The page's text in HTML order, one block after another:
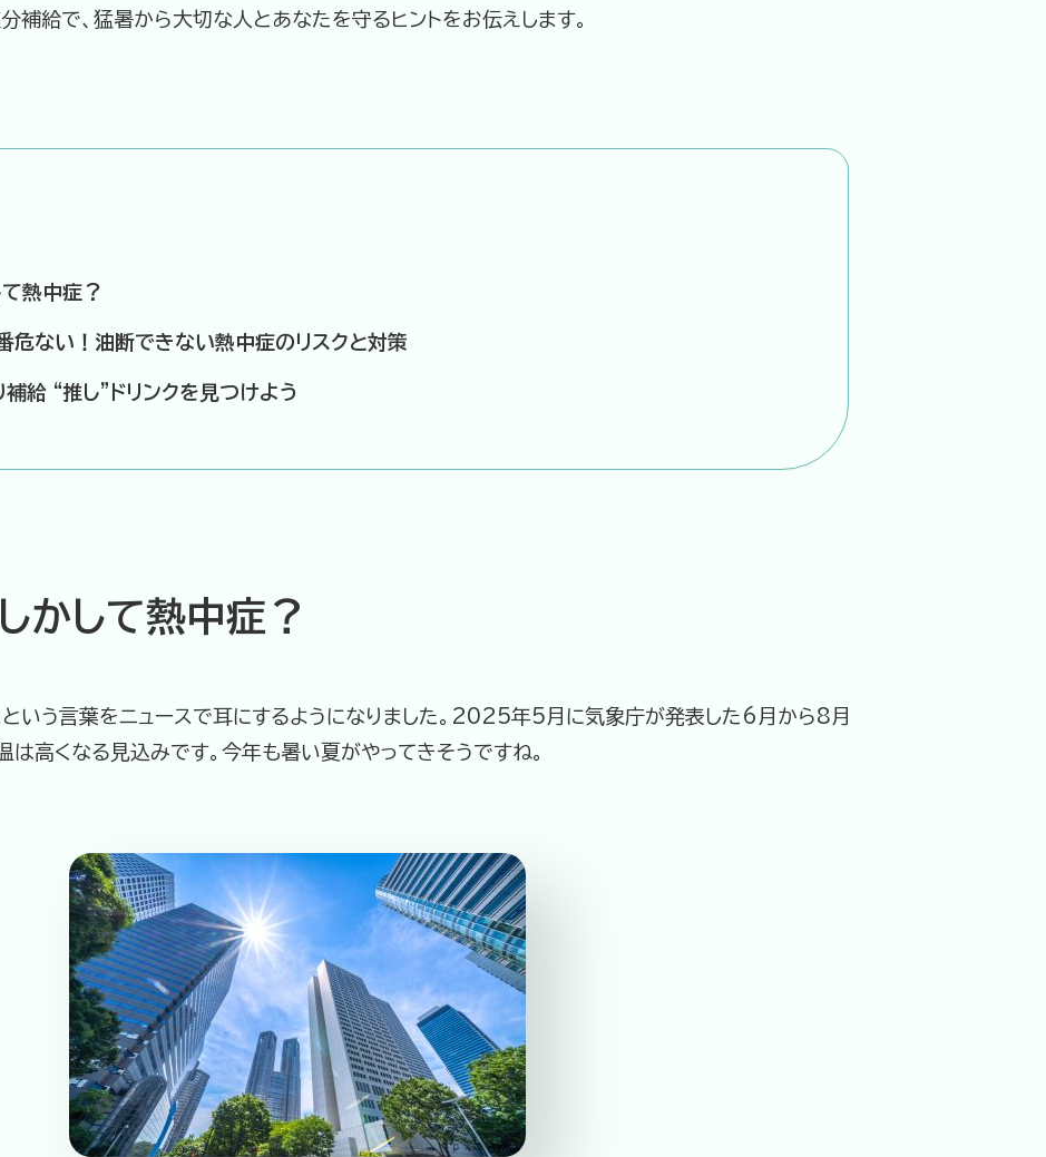
補給で、猛暑から大切な人とあなたを守るヒントをお伝えします。
て熱中症？
危ない！油断できない熱中症のリスクと対策
給 “推し”ドリンクを見つけよう
かして熱中症？
という言葉をニュースで耳にするようになりました。2025年5月に気象庁が発表した6月から8月
高くなる見込みです。今年も暑い夏がやってきそうですね。